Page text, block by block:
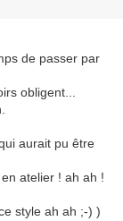
de passer par
obligent...
aurait pu être
atelier ! ah ah !
style ah ah ;-) )